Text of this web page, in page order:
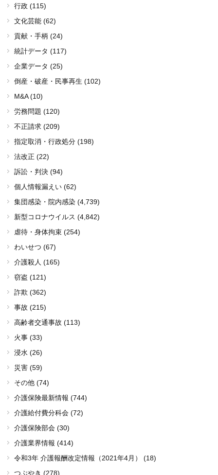
行政 (115)
文化芸能 (62)
貢献・手柄 (24)
統計データ (117)
企業データ (25)
倒産・破産・民事再生 (102)
M&A (10)
労務問題 (120)
不正請求 (209)
指定取消・行政処分 (198)
法改正 (22)
訴訟・判決 (94)
個人情報漏えい (62)
集団感染・院内感染 (4,739)
新型コロナウイルス (4,842)
虐待・身体拘束 (254)
わいせつ (67)
介護殺人 (165)
窃盗 (121)
詐欺 (362)
事故 (215)
高齢者交通事故 (113)
火事 (33)
浸水 (26)
災害 (59)
その他 (74)
介護保険最新情報 (744)
介護給付費分科会 (72)
介護保険部会 (30)
介護業界情報 (414)
令和3年 介護報酬改定情報（2021年4月） (18)
つぶやき (278)